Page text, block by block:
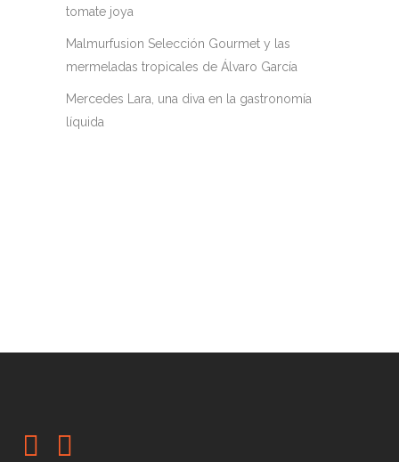
tomate joya
Malmurfusion Selección Gourmet y las
mermeladas tropicales de Álvaro García
Mercedes Lara, una diva en la gastronomía
líquida